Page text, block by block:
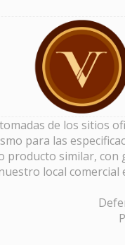
de los sitios
para las
similar,
local comercial